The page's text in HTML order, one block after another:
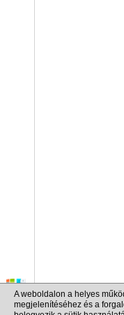
A weboldalon a helyes
megjelenítéséhez és a